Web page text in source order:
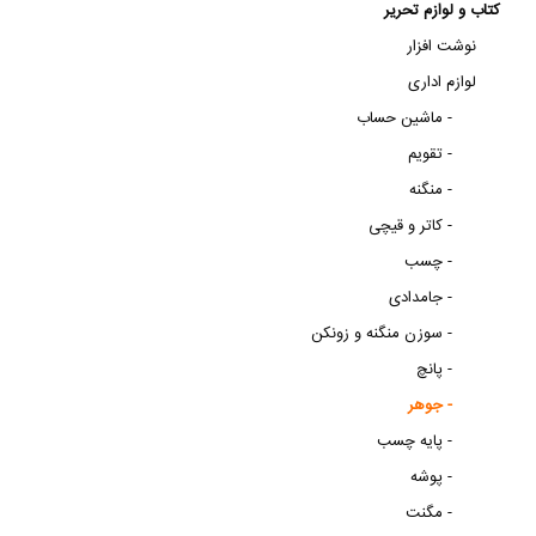
کتاب و لوازم تحریر
نوشت افزار
لوازم اداری
ماشین حساب -
تقویم -
منگنه -
کاتر و قیچی -
چسب -
جامدادی -
سوزن منگنه و زونکن -
پانچ -
جوهر -
پایه چسب -
پوشه -
مگنت -